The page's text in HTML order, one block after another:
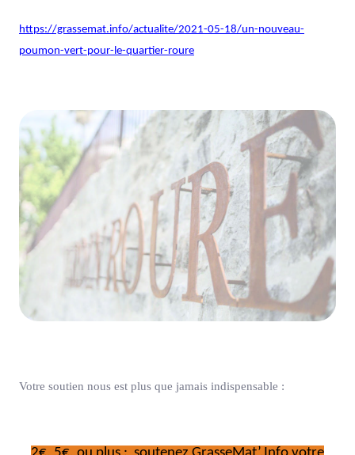
https://grassemat.info/actualite/2021-05-18/un-nouveau-
poumon-vert-pour-le-quartier-roure
Votre soutien nous est plus que jamais indispensable :